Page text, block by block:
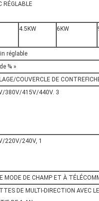
RÉGLABLE
4.5KW 6KW
réglable
¾ »
COUVERCLE DE
380V/415V/440V. 3
220V/240V, 1
MODE DE CHAMP ET À
DE MULTI-DIRECTION AVEC